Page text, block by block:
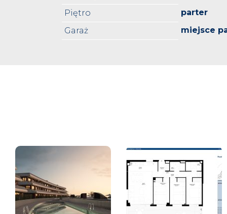
Piętro
parter
Garaż
miejsce